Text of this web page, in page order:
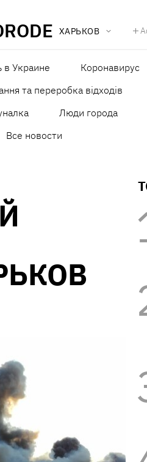
ХАРЬКОВ
в Украине Коронавирус
та переробка відходів
Люди города
Все новости